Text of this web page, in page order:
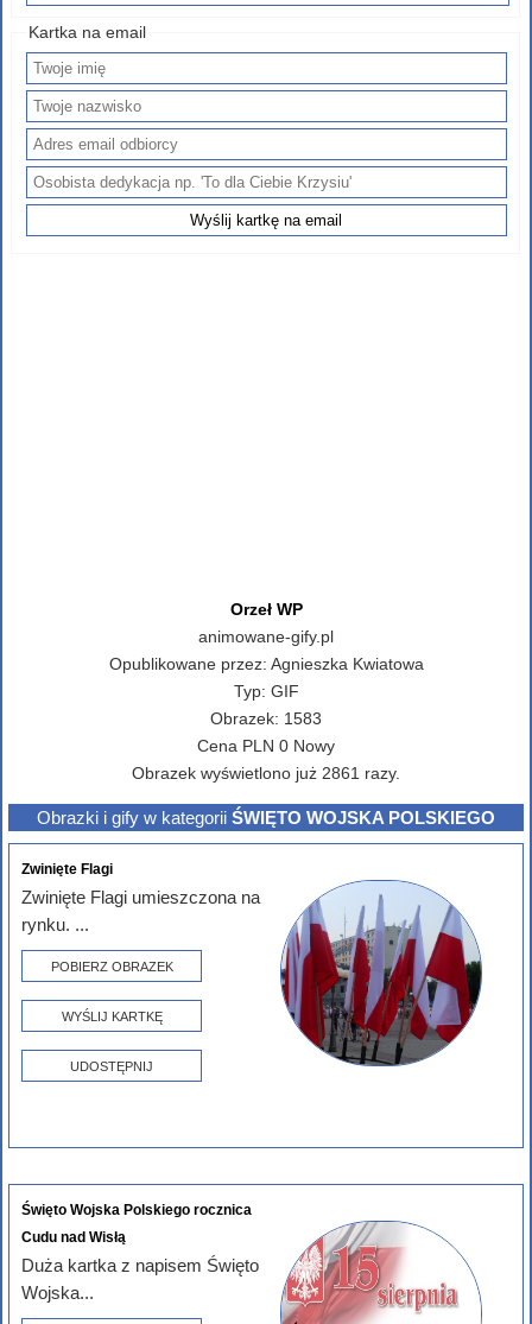
Kartka na email
Orzeł WP
animowane-gify.pl
Opublikowane przez: Agnieszka Kwiatowa
Typ: GIF
Obrazek: 1583
Cena PLN 0 Nowy
Obrazek wyświetlono już 2861 razy.
Obrazki i gify w kategorii ŚWIĘTO WOJSKA POLSKIEGO
Zwinięte Flagi
Zwinięte Flagi umieszczona na
rynku. ...
POBIERZ OBRAZEK
WYŚLIJ KARTKĘ
UDOSTĘPNIJ
Święto Wojska Polskiego rocznica
Cudu nad Wisłą
Duża kartka z napisem Święto
Wojska...